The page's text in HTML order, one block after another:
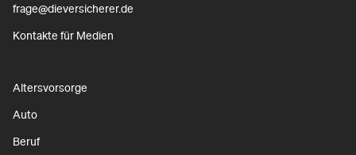
frage@dieversicherer.de
Kontakte für Medien
Altersvorsorge
Auto
Beruf